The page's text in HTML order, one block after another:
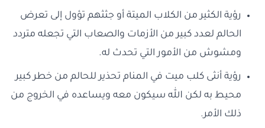
رؤية الكثير من الكلاب الميتة أو جثثهم تؤول إلى تعرض
الحالم لعدد كبير من الأزمات والصعاب التي تجعله متردد
ومشوش من الأمور التي تحدث له.
رؤية أنثى كلب ميت في المنام تحذير للحالم من خطر كبير
محيط به لكن الله سيكون معه ويساعده في الخروج من
ذلك الأمر.